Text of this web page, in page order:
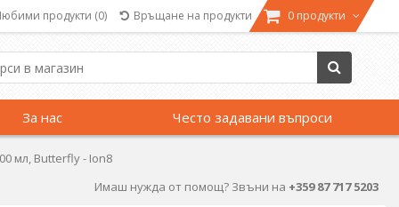
продукти (0) Връщане на продукти 0 продукти
За нас Често задавани въпроси
мл, Butterfly - Ion8
Имаш нужда от помощ? Звъни на +359 87 717 5203